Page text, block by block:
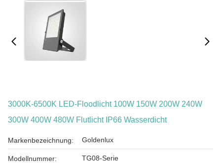
3000K-6500K LED-Floodlicht 100W 150W 200W 240W
300W 400W 480W Flutlicht IP66 Wasserdicht
Markenbezeichnung: Goldenlux
Modellnummer: TG08-Serie